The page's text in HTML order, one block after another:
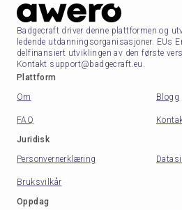
Badgecraft driver denne plattformen og
ledende utdanningsorganisasjoner. EUs
delfinansiert utviklingen av den første
Kontakt support@badgecraft.eu.
Plattform
Om
Blogg
FAQ
Juridisk
Personvernerklæring
Bruksvilkår
Oppdag